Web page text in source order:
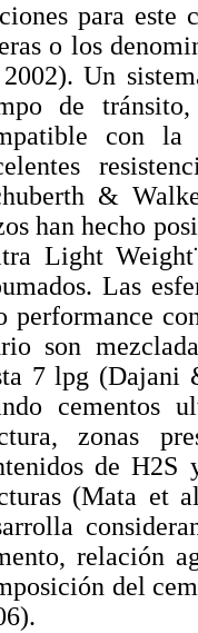
para este
o los
Un
de
con la
&
han hecho
Light
Las
performance
son
7 lpg (Dajani
cementos
zonas
de H2S
(Mata et
relación
del